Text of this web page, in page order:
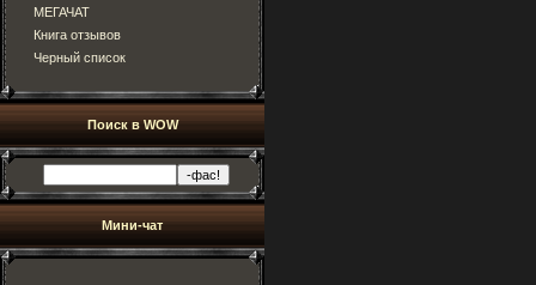
МЕГАЧАТ
Книга отзывов
Черный список
Поиск в WOW
Мини-чат